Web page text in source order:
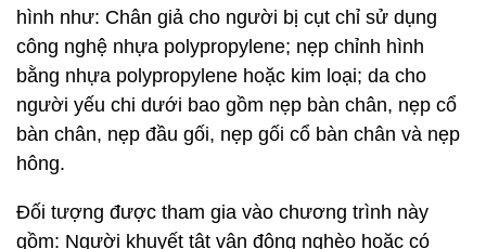
hình như: Chân giả cho người bị cụt chỉ sử dụng
công nghệ nhựa polypropylene; nẹp chỉnh hình
bằng nhựa polypropylene hoặc kim loại; da cho
người yếu chi dưới bao gồm nẹp bàn chân, nẹp cổ
bàn chân, nẹp đầu gối, nẹp gối cổ bàn chân và nẹp
hông.
Đối tượng được tham gia vào chương trình này
gồm: Người khuyết tật vận động nghèo hoặc có